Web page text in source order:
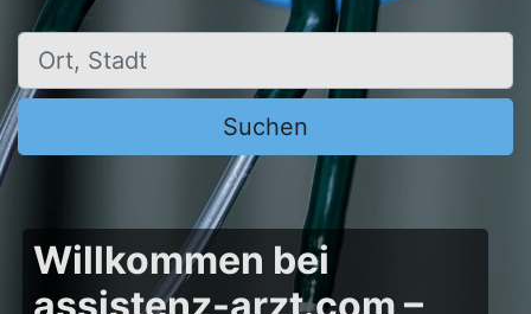
Ort, Stadt
Suchen
Willkommen bei